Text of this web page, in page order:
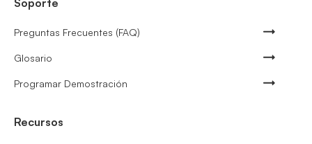
Preguntas Frecuentes (FAQ)
Glosario
Programar Demostración
Recursos